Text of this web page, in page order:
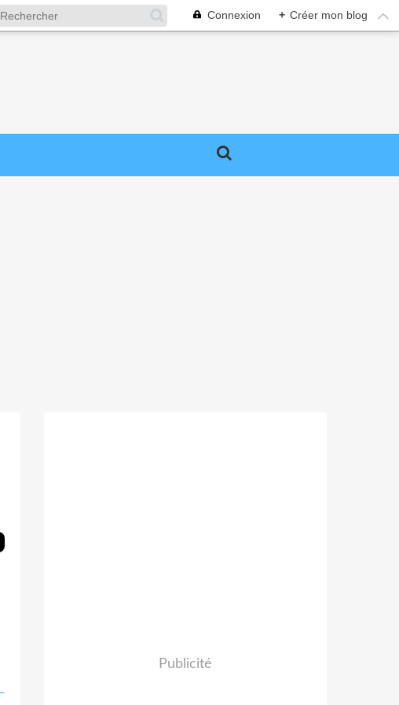
Connexion + Créer mon blog
Publicité